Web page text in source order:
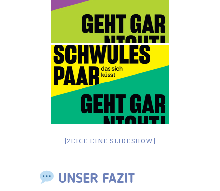
[ZEIGE EINE SLIDESHOW]
UNSER FAZIT